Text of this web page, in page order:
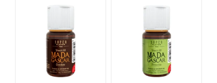
NON DISPONIBILE